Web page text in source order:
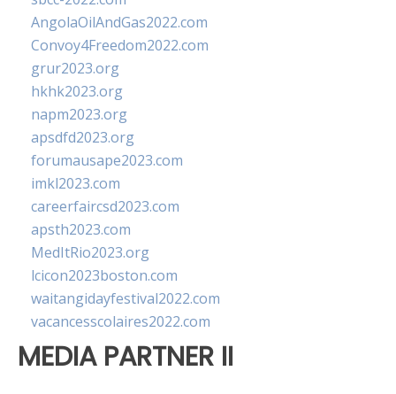
AngolaOilAndGas2022.com
Convoy4Freedom2022.com
grur2023.org
hkhk2023.org
napm2023.org
apsdfd2023.org
forumausape2023.com
imkl2023.com
careerfaircsd2023.com
apsth2023.com
MedItRio2023.org
lcicon2023boston.com
waitangidayfestival2022.com
vacancesscolaires2022.com
MEDIA PARTNER II